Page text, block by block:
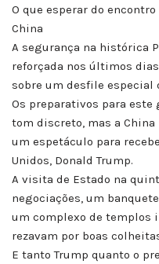
O que esperar do
China
A segurança na histórica
reforçada nos últimos
sobre um desfile especial
Os preparativos para este
tom discreto, mas a
um espetáculo para
Unidos, Donald Trump.
A visita de Estado na
negociações, um
um complexo de templos
rezavam por boas
E tanto Trump quanto o